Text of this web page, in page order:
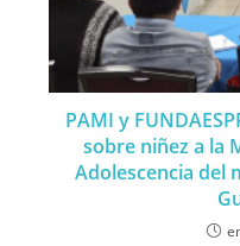
PAMI y
sobre niñez a la
Adolescencia del